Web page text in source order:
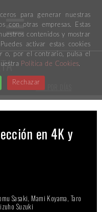
para generar nuestras
con otras empresas. Estas
contenidos y mostrar
activar estas cookies
o, por el contrario, pulsa el
Política de Cookies
RechazarVER POR DÍAS
en 4K y
Sasaki, Mami Koyama, Taro
Suzuki